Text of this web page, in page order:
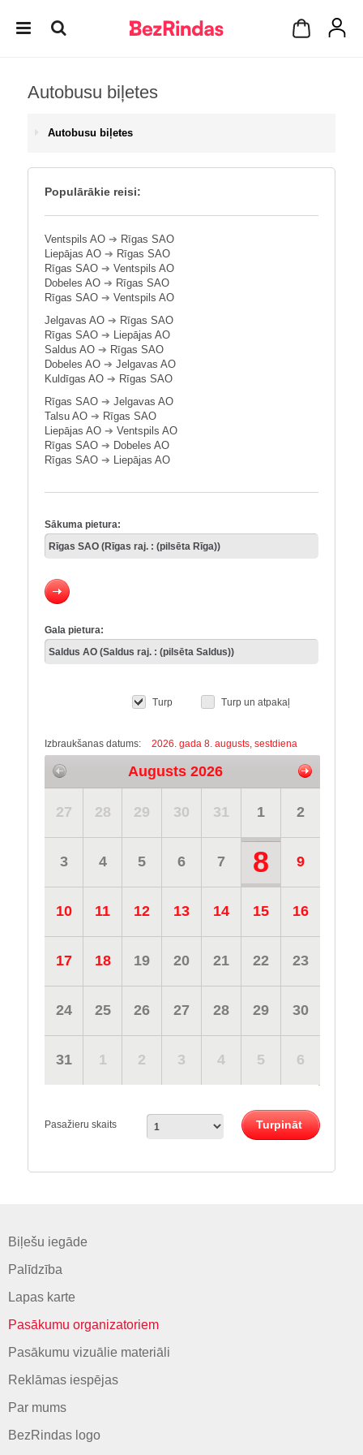
Autobusu biļetes
Autobusu biļetes
Populārākie reisi:
Ventspils AO ➔ Rīgas SAO
Liepājas AO ➔ Rīgas SAO
Rīgas SAO ➔ Ventspils AO
Dobeles AO ➔ Rīgas SAO
Rīgas SAO ➔ Ventspils AO
Jelgavas AO ➔ Rīgas SAO
Rīgas SAO ➔ Liepājas AO
Saldus AO ➔ Rīgas SAO
Dobeles AO ➔ Jelgavas AO
Kuldīgas AO ➔ Rīgas SAO
Rīgas SAO ➔ Jelgavas AO
Talsu AO ➔ Rīgas SAO
Liepājas AO ➔ Ventspils AO
Rīgas SAO ➔ Dobeles AO
Rīgas SAO ➔ Liepājas AO
Sākuma pietura:
Gala pietura:
Turp Turp un atpakaļ
Izbraukšanas datums: 2026. gada 8. augusts, sestdiena
Augusts 2026
27 28 29 30 31 1 2
3 4 5 6 7 8 9
10 11 12 13 14 15 16
17 18 19 20 21 22 23
24 25 26 27 28 29 30
31 1 2 3 4 5 6
Pasažieru skaits Turpināt
Biļešu iegāde
Palīdzība
Lapas karte
Pasākumu organizatoriem
Pasākumu vizuālie materiāli
Reklāmas iespējas
Par mums
BezRindas logo